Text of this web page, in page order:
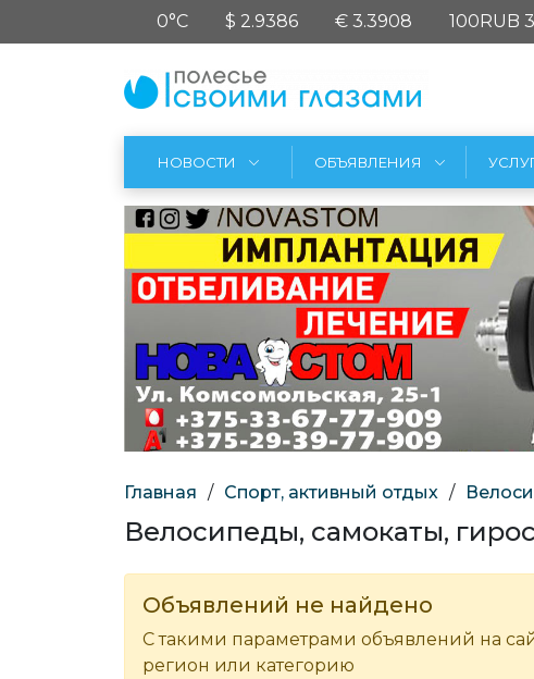
0°C $ 2.9386 € 3.3908 100RUB
НОВОСТИ ОБЪЯВЛЕНИЯ
Главная / Спорт, активный отдых /
Велосипеды, самокаты,
Объявлений не найдено
С такими параметрами объявлений на
регион или категорию